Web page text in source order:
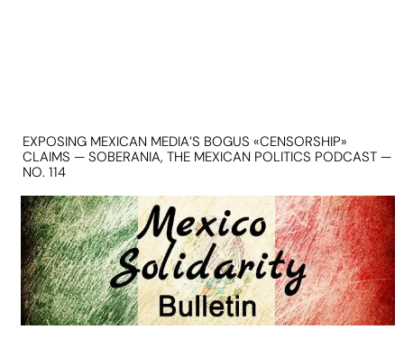
EXPOSING MEXICAN MEDIA’S BOGUS «CENSORSHIP»
CLAIMS — SOBERANIA, THE MEXICAN POLITICS PODCAST —
NO. 114